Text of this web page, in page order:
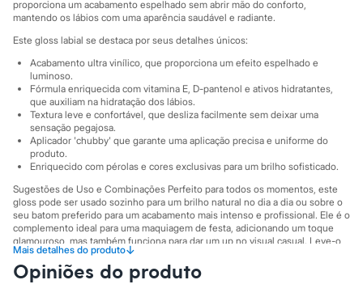
Marcas
City
Clock House
Sawary
Yessica
Moda esportiva
Acessórios
Blusas
Calçados
Leggings
Shorts e Bermudas
Tops
Moda íntima
Calcinhas
Cintas e Modeladores
Meias
Pijamas
Sutiãs e Tops
Moda praia
proporciona um acabamento espelhado sem abrir mão do conforto,
mantendo os lábios com uma aparência saudável e radiante.
Este gloss labial se destaca por seus detalhes únicos:
Acabamento ultra vinílico, que proporciona um efeito espelhado e
luminoso.
Fórmula enriquecida com vitamina E, D-pantenol e ativos hidratantes,
que auxiliam na hidratação dos lábios.
Textura leve e confortável, que desliza facilmente sem deixar uma
sensação pegajosa.
Aplicador 'chubby' que garante uma aplicação precisa e uniforme do
produto.
Enriquecido com pérolas e cores exclusivas para um brilho sofisticado.
Sugestões de Uso e Combinações Perfeito para todos os momentos, este
gloss pode ser usado sozinho para um brilho natural no dia a dia ou sobre o
seu batom preferido para um acabamento mais intenso e profissional. Ele é o
complemento ideal para uma maquiagem de festa, adicionando um toque
glamouroso, mas também funciona para dar um up no visual casual. Leve-o
na bolsa para retocar e manter os lábios hidratados e brilhantes onde quer
que você vá.
Mais detalhes do produto↓
Opiniões do produto